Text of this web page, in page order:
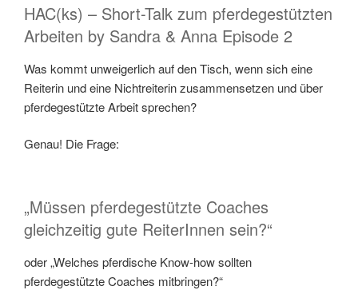
HAC(ks) – Short-Talk zum pferdegestützten
Arbeiten by Sandra & Anna Episode 2
Was kommt unweigerlich auf den Tisch, wenn sich eine
Reiterin und eine Nichtreiterin zusammensetzen und über
pferdegestützte Arbeit sprechen?
Genau! Die Frage:
„Müssen pferdegestützte Coaches
gleichzeitig gute ReiterInnen sein?“
oder „Welches pferdische Know-how sollten
pferdegestützte Coaches mitbringen?“